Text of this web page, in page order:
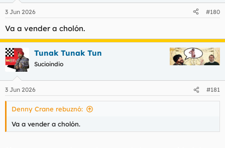
3 Jun 2026 #180
Va a vender a cholón.
Tunak Tunak Tun
Sucioindio
3 Jun 2026 #181
Denny Crane rebuznó:
Va a vender a cholón.